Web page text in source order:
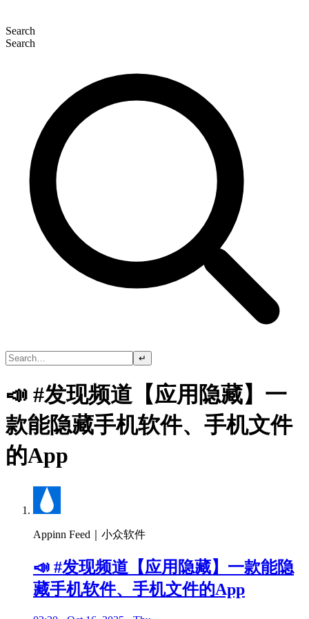
Search
Search
↵
📣 #发现频道【应用隐藏】一
款能隐藏手机软件、手机文件
的App
Appinn Feed｜小众软件
📣 #发现频道【应用隐藏】一款能隐
藏手机软件、手机文件的App